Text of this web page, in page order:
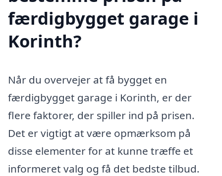
færdigbygget garage i
Korinth?
Når du overvejer at få bygget en
færdigbygget garage i Korinth, er der
flere faktorer, der spiller ind på prisen.
Det er vigtigt at være opmærksom på
disse elementer for at kunne træffe et
informeret valg og få det bedste tilbud.